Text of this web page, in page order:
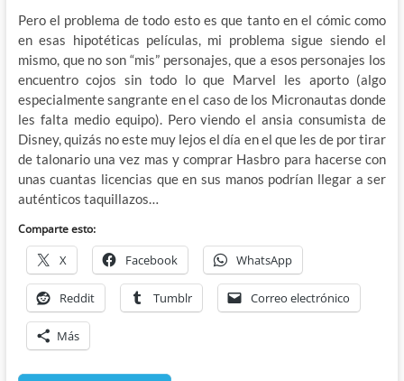
Pero el problema de todo esto es que tanto en el cómic como
en esas hipotéticas películas, mi problema sigue siendo el
mismo, que no son “mis” personajes, que a esos personajes los
encuentro cojos sin todo lo que Marvel les aporto (algo
especialmente sangrante en el caso de los Micronautas donde
les falta medio equipo). Pero viendo el ansia consumista de
Disney, quizás no este muy lejos el día en el que les de por tirar
de talonario una vez mas y comprar Hasbro para hacerse con
unas cuantas licencias que en sus manos podrían llegar a ser
auténticos taquillazos…
Comparte esto:
X Facebook WhatsApp
Reddit Tumblr Correo electrónico
Más